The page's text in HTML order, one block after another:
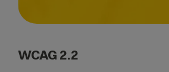
WCAG 2.2